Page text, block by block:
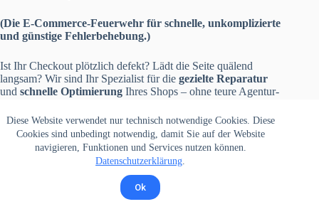
Diese Website verwendet nur technisch notwendige Cookies. Diese
Cookies sind unbedingt notwendig, damit Sie auf der Website
navigieren, Funktionen und Services nutzen können.
Datenschutzerklärung.
Ok
(Die E-Commerce-Feuerwehr für schnelle, unkomplizierte
und günstige Fehlerbehebung.)
Ist Ihr Checkout plötzlich defekt? Lädt die Seite quälend
langsam? Wir sind Ihr Spezialist für die gezielte Reparatur
und schnelle Optimierung Ihres Shops – ohne teure Agentur-